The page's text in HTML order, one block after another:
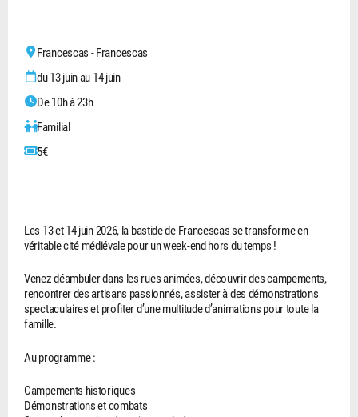
Francescas - Francescas
du 13 juin au 14 juin
De 10h à 23h
Familial
5€
Les 13 et 14 juin 2026, la bastide de Francescas se transforme en
véritable cité médiévale pour un week-end hors du temps !
Venez déambuler dans les rues animées, découvrir des campements,
rencontrer des artisans passionnés, assister à des démonstrations
spectaculaires et profiter d’une multitude d’animations pour toute la
famille.
Au programme :
Campements historiques
Démonstrations et combats